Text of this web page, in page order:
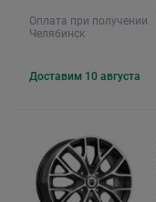
Оплата при получении
Челябинск
Доставим 10 августа